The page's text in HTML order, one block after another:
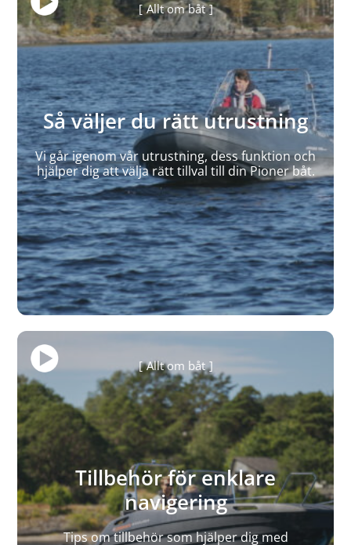
Allt om båt
Så väljer du rätt utrustning
Vi går igenom vår utrustning, dess funktion och
hjälper dig att välja rätt tillval till din Pioner båt.
Allt om båt
Tillbehör för enklare
navigering
Tips om tillbehör som hjälper dig med